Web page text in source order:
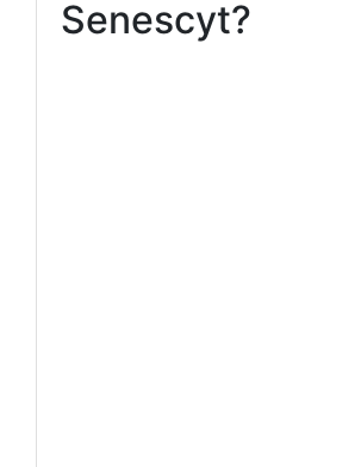
Senescyt?